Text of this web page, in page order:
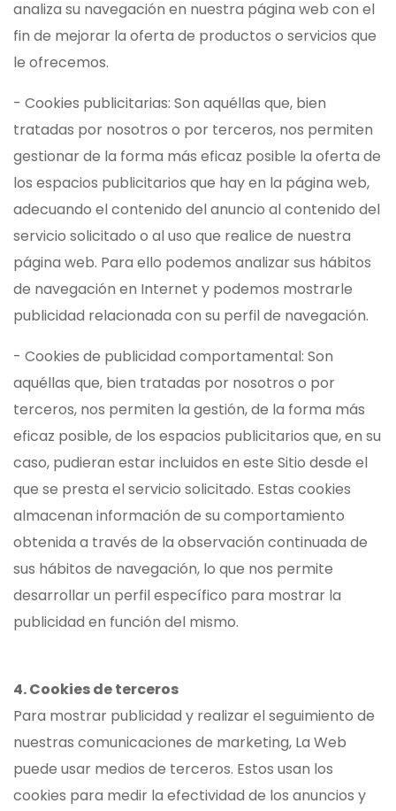
analiza su navegación en nuestra página web con el
fin de mejorar la oferta de productos o servicios que
le ofrecemos.
- Cookies publicitarias: Son aquéllas que, bien
tratadas por nosotros o por terceros, nos permiten
gestionar de la forma más eficaz posible la oferta de
los espacios publicitarios que hay en la página web,
adecuando el contenido del anuncio al contenido del
servicio solicitado o al uso que realice de nuestra
página web. Para ello podemos analizar sus hábitos
de navegación en Internet y podemos mostrarle
publicidad relacionada con su perfil de navegación.
- Cookies de publicidad comportamental: Son
aquéllas que, bien tratadas por nosotros o por
terceros, nos permiten la gestión, de la forma más
eficaz posible, de los espacios publicitarios que, en su
caso, pudieran estar incluidos en este Sitio desde el
que se presta el servicio solicitado. Estas cookies
almacenan información de su comportamiento
obtenida a través de la observación continuada de
sus hábitos de navegación, lo que nos permite
desarrollar un perfil específico para mostrar la
publicidad en función del mismo.
4. Cookies de terceros
Para mostrar publicidad y realizar el seguimiento de
nuestras comunicaciones de marketing, La Web
puede usar medios de terceros. Estos usan los
cookies para medir la efectividad de los anuncios y